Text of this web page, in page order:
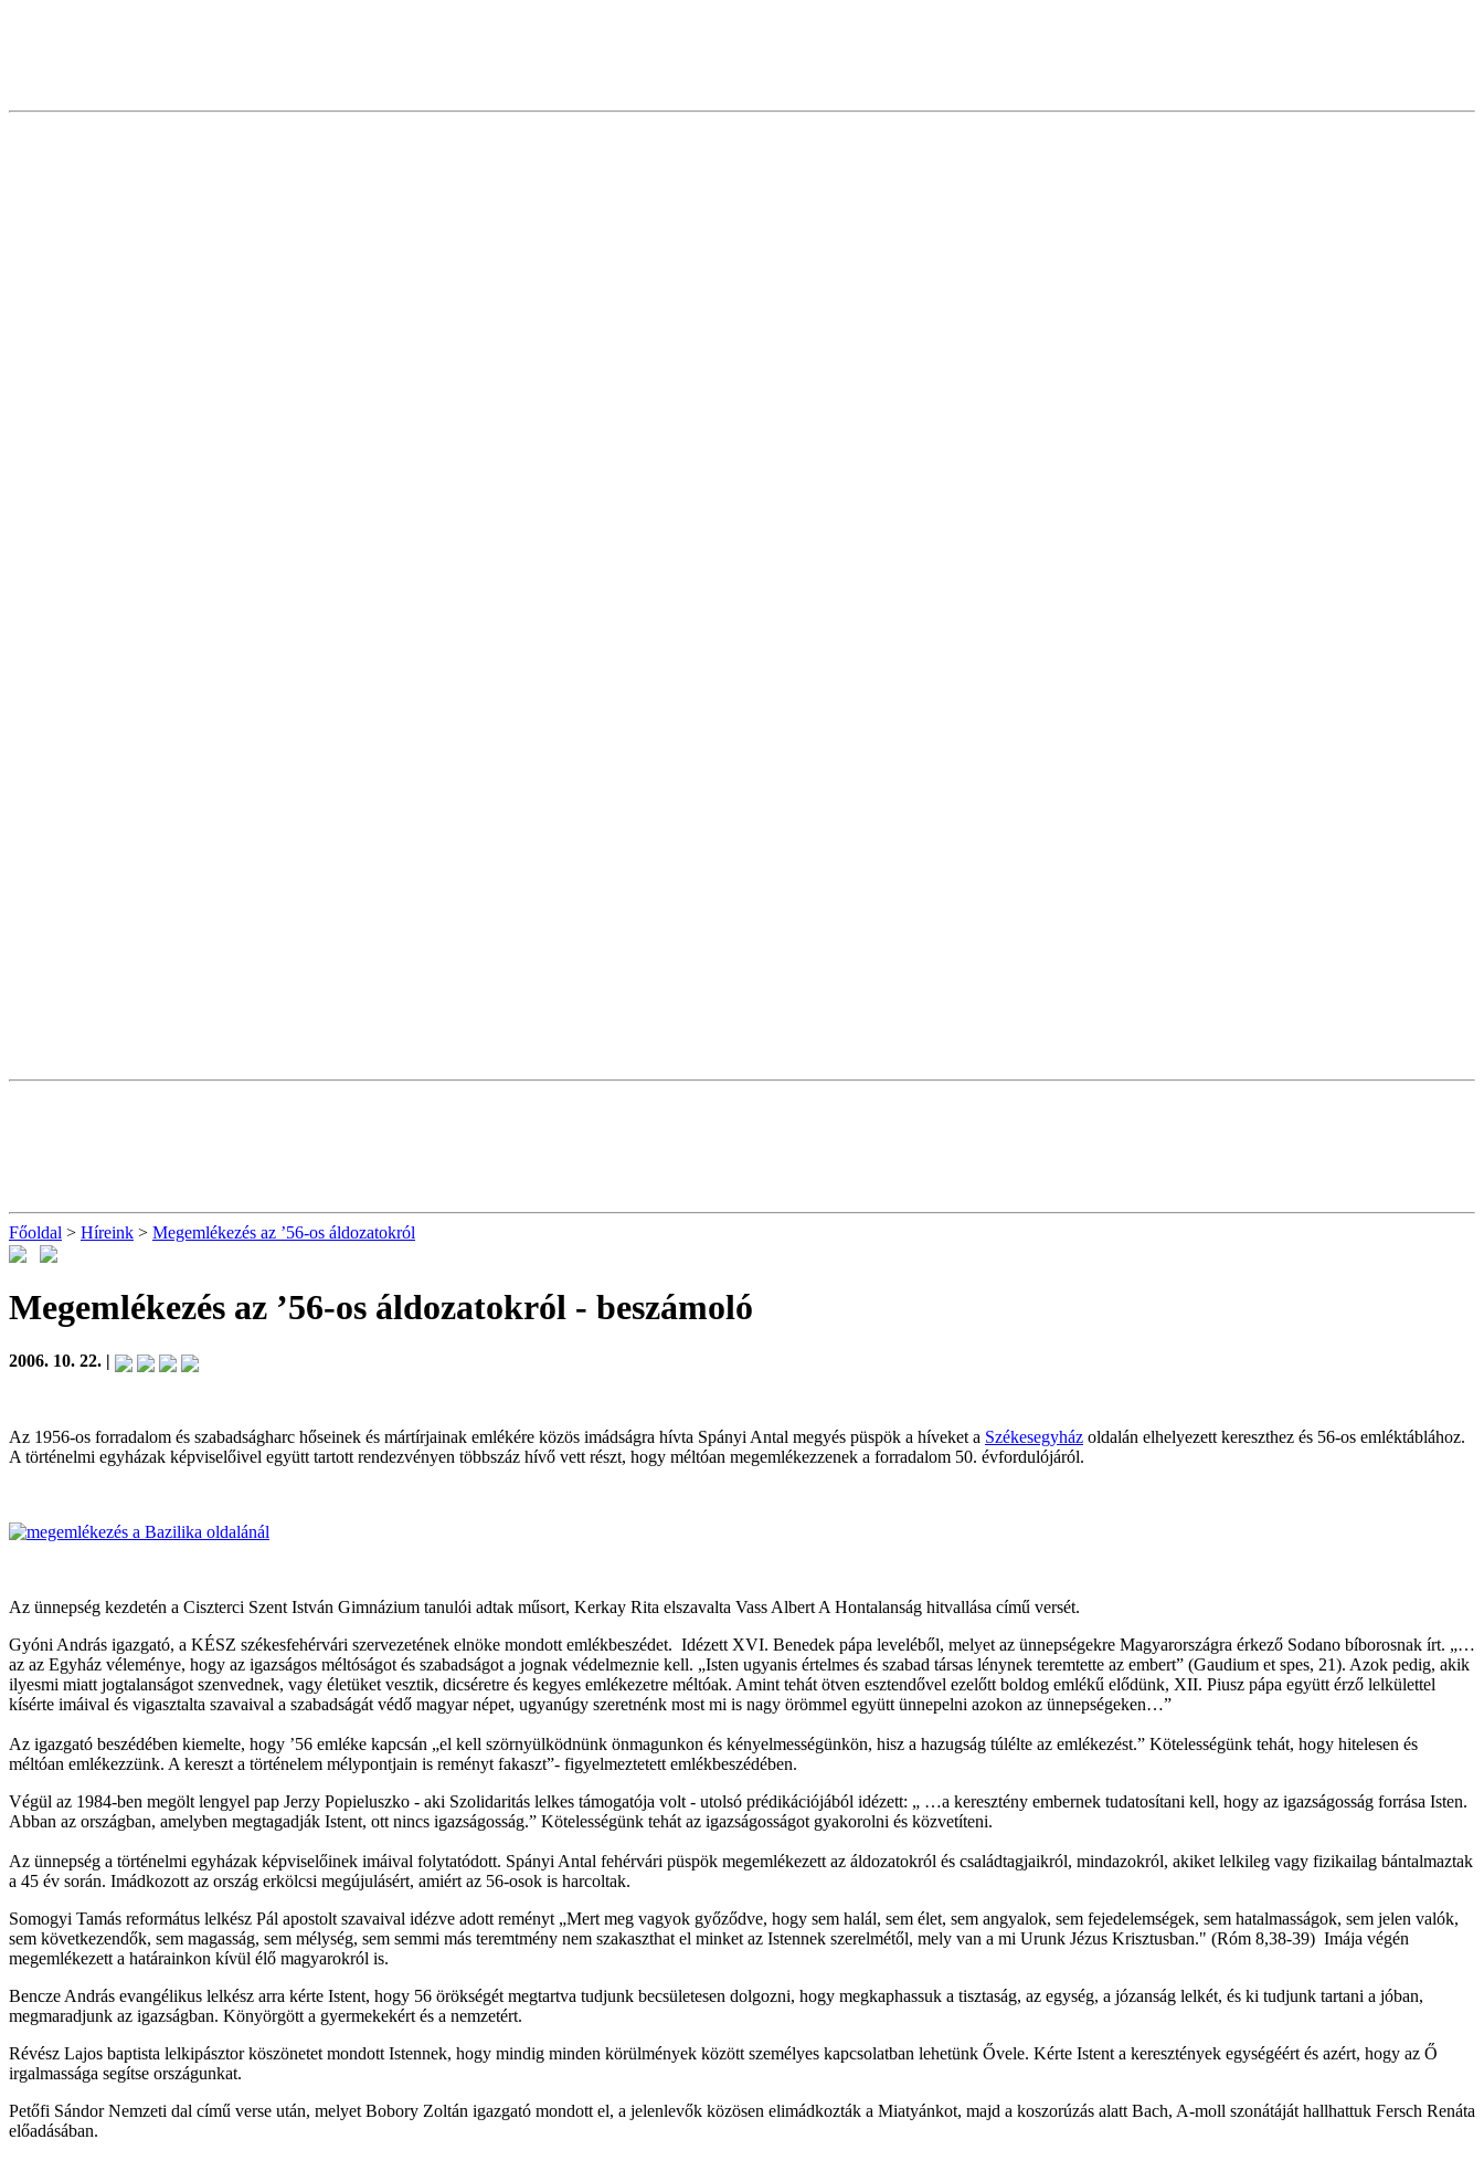
Főoldal > Híreink > Megemlékezés az ’56-os áldozatokról
Megemlékezés az ’56-os áldozatokról - beszámoló
2006. 10. 22. |
Az 1956-os forradalom és szabadságharc hőseinek és mártírjainak emlékére közös imádságra hívta Spányi Antal megyés püspök a híveket a Székesegyház oldalán elhelyezett kereszthez és 56-os emléktáblához.
A történelmi egyházak képviselőivel együtt tartott rendezvényen többszáz hívő vett részt, hogy méltóan megemlékezzenek a forradalom 50. évfordulójáról.
Az ünnepség kezdetén a Ciszterci Szent István Gimnázium tanulói adtak műsort, Kerkay Rita elszavalta Vass Albert A Hontalanság hitvallása című versét.
Gyóni András igazgató, a KÉSZ székesfehérvári szervezetének elnöke mondott emlékbeszédet. Idézett XVI. Benedek pápa leveléből, melyet az ünnepségekre Magyarországra érkező Sodano bíborosnak írt. „…
az az Egyház véleménye, hogy az igazságos méltóságot és szabadságot a jognak védelmeznie kell. „Isten ugyanis értelmes és szabad társas lénynek teremtette az embert” (Gaudium et spes, 21). Azok pedig, akik
ilyesmi miatt jogtalanságot szenvednek, vagy életüket vesztik, dicséretre és kegyes emlékezetre méltóak. Amint tehát ötven esztendővel ezelőtt boldog emlékű elődünk, XII. Piusz pápa együtt érző lelkülettel
kísérte imáival és vigasztalta szavaival a szabadságát védő magyar népet, ugyanúgy szeretnénk most mi is nagy örömmel együtt ünnepelni azokon az ünnepségeken…”
Az igazgató beszédében kiemelte, hogy ’56 emléke kapcsán „el kell szörnyülködnünk önmagunkon és kényelmességünkön, hisz a hazugság túlélte az emlékezést.” Kötelességünk tehát, hogy hitelesen és
méltóan emlékezzünk. A kereszt a történelem mélypontjain is reményt fakaszt”- figyelmeztetett emlékbeszédében.
Végül az 1984-ben megölt lengyel pap Jerzy Popieluszko - aki Szolidaritás lelkes támogatója volt - utolsó prédikációjából idézett: „ …a keresztény embernek tudatosítani kell, hogy az igazságosság forrása Isten.
Abban az országban, amelyben megtagadják Istent, ott nincs igazságosság.” Kötelességünk tehát az igazságosságot gyakorolni és közvetíteni.
Az ünnepség a történelmi egyházak képviselőinek imáival folytatódott. Spányi Antal fehérvári püspök megemlékezett az áldozatokról és családtagjaikról, mindazokról, akiket lelkileg vagy fizikailag bántalmaztak
a 45 év során. Imádkozott az ország erkölcsi megújulásért, amiért az 56-osok is harcoltak.
Somogyi Tamás református lelkész Pál apostolt szavaival idézve adott reményt „Mert meg vagyok győződve, hogy sem halál, sem élet, sem angyalok, sem fejedelemségek, sem hatalmasságok, sem jelen valók,
sem következendők, sem magasság, sem mélység, sem semmi más teremtmény nem szakaszthat el minket az Istennek szerelmétől, mely van a mi Urunk Jézus Krisztusban." (Róm 8,38-39) Imája végén
megemlékezett a határainkon kívül élő magyarokról is.
Bencze András evangélikus lelkész arra kérte Istent, hogy 56 örökségét megtartva tudjunk becsületesen dolgozni, hogy megkaphassuk a tisztaság, az egység, a józanság lelkét, és ki tudjunk tartani a jóban,
megmaradjunk az igazságban. Könyörgött a gyermekekért és a nemzetért.
Révész Lajos baptista lelkipásztor köszönetet mondott Istennek, hogy mindig minden körülmények között személyes kapcsolatban lehetünk Ővele. Kérte Istent a keresztények egységéért és azért, hogy az Ő
irgalmassága segítse országunkat.
Petőfi Sándor Nemzeti dal című verse után, melyet Bobory Zoltán igazgató mondott el, a jelenlevők közösen elimádkozták a Miatyánkot, majd a koszorúzás alatt Bach, A-moll szonátáját hallhattuk Fersch Renáta
előadásában.